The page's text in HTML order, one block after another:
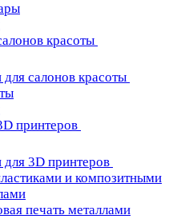
красоты
салонов красоты
принтеров
3D принтеров
и композитными
печать металлами